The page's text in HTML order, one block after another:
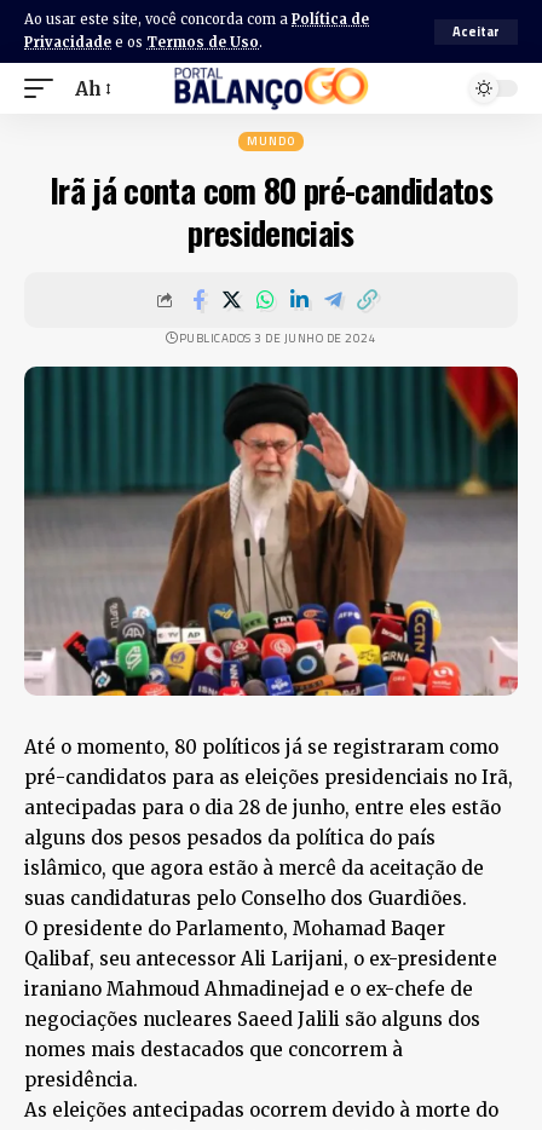
Ao usar este site, você concorda com a Política de
Privacidade e os Termos de Uso.
Aceitar
Ah
MUNDO
Irã já conta com 80 pré-candidatos
presidenciais
PUBLICADOS 3 DE JUNHO DE 2024
Até o momento, 80 políticos já se registraram como
pré-candidatos para as eleições presidenciais no Irã,
antecipadas para o dia 28 de junho, entre eles estão
alguns dos pesos pesados da política do país
islâmico, que agora estão à mercê da aceitação de
suas candidaturas pelo Conselho dos Guardiões.
O presidente do Parlamento, Mohamad Baqer
Qalibaf, seu antecessor Ali Larijani, o ex-presidente
iraniano Mahmoud Ahmadinejad e o ex-chefe de
negociações nucleares Saeed Jalili são alguns dos
nomes mais destacados que concorrem à
presidência.
As eleições antecipadas ocorrem devido à morte do